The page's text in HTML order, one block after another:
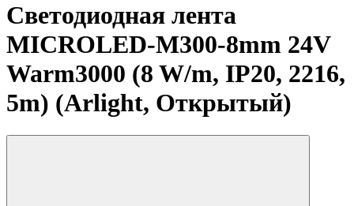
Светодиодная лента
MICROLED-M300-8mm 24V
Warm3000 (8 W/m, IP20, 2216,
5m) (Arlight, Открытый)